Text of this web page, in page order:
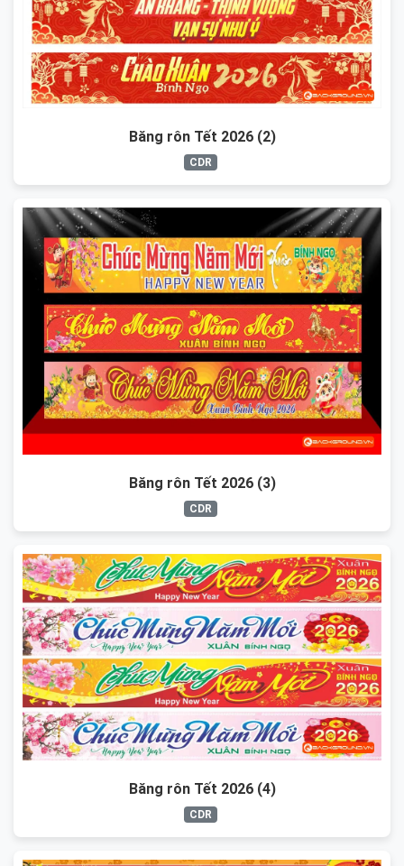
Băng rôn Tết 2026 (2)
CDR
Băng rôn Tết 2026 (3)
CDR
Băng rôn Tết 2026 (4)
CDR